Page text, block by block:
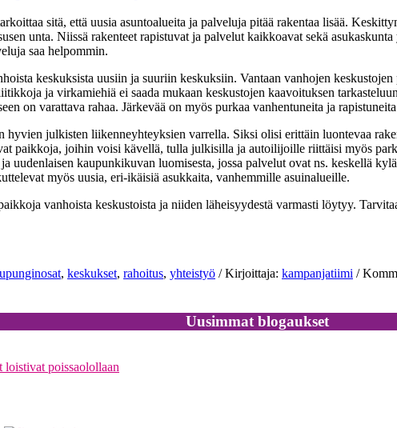
sitä, että uusia asuntoalueita ja palveluja pitää rakentaa lisää.
unta. Niissä rakenteet rapistuvat ja palvelut kaikkoavat sekä
saa helpommin.
keskuksista uusiin ja suuriin keskuksiin. Vantaan vanhojen
ja virkamiehiä ei saada mukaan keskustojen kaavoituksen
on varattava rahaa. Järkevää on myös purkaa vanhentuneita ja
hyvien julkisten liikenneyhteyksien varrella. Siksi olisi erittäin luontevaa
paikkoja, joihin voisi kävellä, tulla julkisilla ja autoilijoille riittäisi myös
uudenlaisen kaupunkikuvan luomisesta, jossa palvelut ovat ns. keskellä
myös uusia, eri-ikäisiä asukkaita, vanhemmille asuinalueille.
vanhoista keskustoista ja niiden läheisyydestä varmasti löytyy.
, keskukset, rahoitus, yhteistyö / Kirjoittaja: kampanjatiimi /
Uusimmat blogaukset
loistivat poissaolollaan